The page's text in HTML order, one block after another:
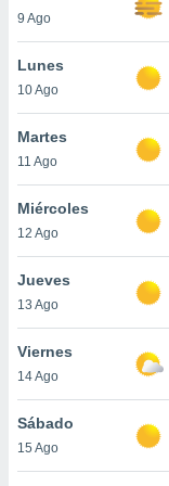
más
nuestra
y
de
disponible
cookies
aceptar
9 Ago
Lunes
10 Ago
Martes
11 Ago
Miércoles
12 Ago
Jueves
13 Ago
Viernes
14 Ago
Sábado
15 Ago